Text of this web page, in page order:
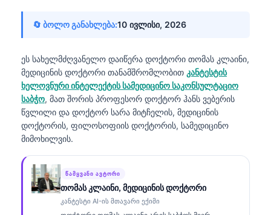
🔄 ბოლო განახლება:10 ივლისი, 2026
ეს სახელმძღვანელო დაიწერა დოქტორი თომას კლაინი,
მედიცინის დოქტორი თანამშრომლობით კანტესტის
ხელოვნური ინტელექტის სამედიცინო საკონსულტაციო
საბჭო, მათ შორის პროფესორ დოქტორ ჰანს ვებერის
წვლილი და დოქტორ სარა მიტჩელის, მედიცინის
დოქტორის, ფილოსოფიის დოქტორის, სამედიცინო
მიმოხილვის.
ᲬᲐᲛᲧᲕᲐᲜᲘ ᲐᲕᲢᲝᲠᲘ
თომას კლაინი, მედიცინის დოქტორი
კანტესტი AI-ის მთავარი ექიმი